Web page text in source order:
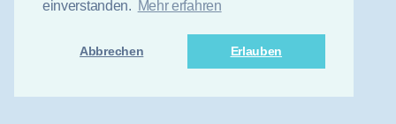
einverstanden. Mehr erfahren
Abbrechen Erlauben